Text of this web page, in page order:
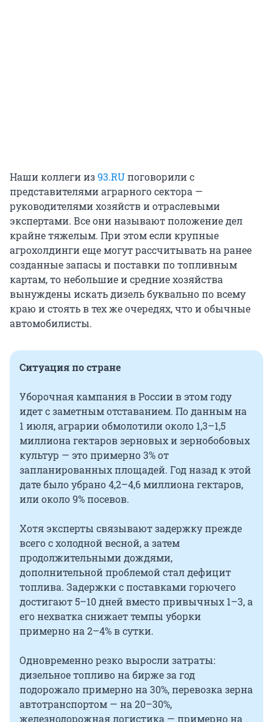
Наши коллеги из93.RUпоговорили с
представителями аграрного сектора —
руководителями хозяйств и отраслевыми
экспертами. Все они называют положение дел
крайне тяжелым. При этом если крупные
агрохолдинги еще могут рассчитывать на ранее
созданные запасы и поставки по топливным
картам, то небольшие и средние хозяйства
вынуждены искать дизель буквально по всему
краю и стоять в тех же очередях, что и обычные
автомобилисты.
Ситуация по стране
Уборочная кампания в России в этом году
идет с заметным отставанием. По данным на
1 июля, аграрии обмолотили около 1,3–1,5
миллиона гектаров зерновых и зернобобовых
культур — это примерно 3% от
запланированных площадей. Год назад к этой
дате было убрано 4,2–4,6 миллиона гектаров,
или около 9% посевов.
Хотя эксперты связывают задержку прежде
всего с холодной весной, а затем
продолжительными дождями,
дополнительной проблемой стал дефицит
топлива. Задержки с поставками горючего
достигают 5–10 дней вместо привычных 1–3, а
его нехватка снижает темпы уборки
примерно на 2–4% в сутки.
Одновременно резко выросли затраты:
дизельное топливо на бирже за год
подорожало примерно на 30%, перевозка зерна
автотранспортом — на 20–30%,
железнодорожная логистика — примерно на